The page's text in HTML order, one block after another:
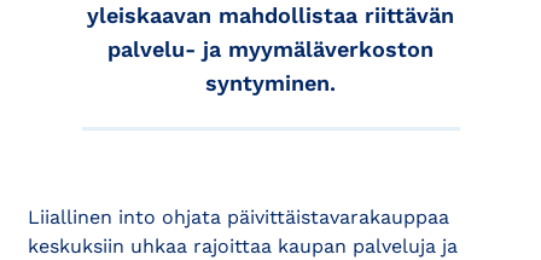
yleiskaavan mahdollistaa riittävän
palvelu- ja myymäläverkoston
syntyminen.
Liiallinen into ohjata päivittäistavarakauppaa
keskuksiin uhkaa rajoittaa kaupan palveluja ja